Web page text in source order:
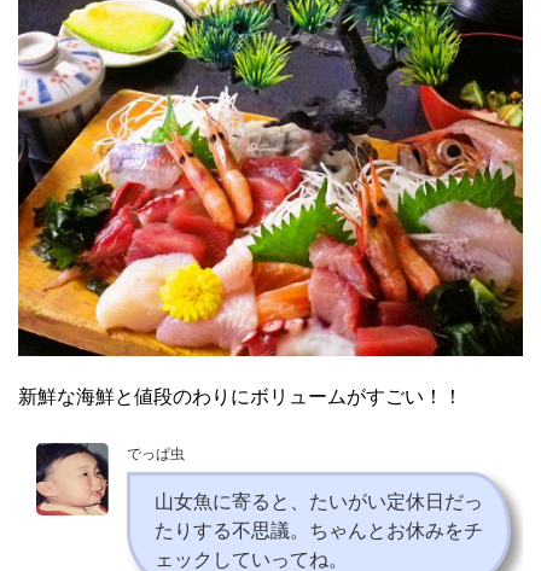
新鮮な海鮮と値段のわりにボリュームがすごい！！
でっぱ虫
山女魚に寄ると、たいがい定休日だっ
たりする不思議。ちゃんとお休みをチ
ェックしていってね。